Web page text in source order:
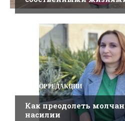
ВЫБОР РЕДАКЦИИ
Как преодолеть
насилии